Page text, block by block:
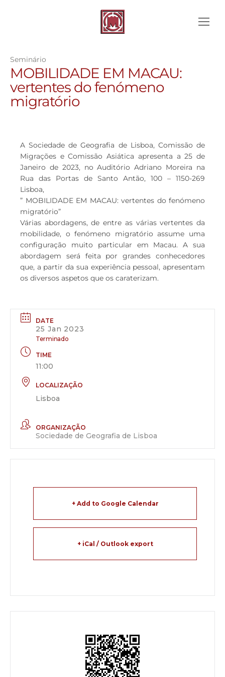
Seminário
MOBILIDADE EM MACAU:
vertentes do fenómeno
migratório
A Sociedade de Geografia de Lisboa, Comissão de
Migrações e Comissão Asiática apresenta a 25 de
Janeiro de 2023, no Auditório Adriano Moreira na
Rua das Portas de Santo Antão, 100 – 1150-269
Lisboa,
” MOBILIDADE EM MACAU: vertentes do fenómeno
migratório”
Várias abordagens, de entre as várias vertentes da
mobilidade, o fenómeno migratório assume uma
configuração muito particular em Macau. A sua
abordagem será feita por grandes conhecedores
que, a partir da sua experiência pessoal, apresentam
os diversos aspetos que os caraterizam.
DATE
25 Jan 2023
Terminado
TIME
11:00
LOCALIZAÇÃO
Lisboa
ORGANIZAÇÃO
Sociedade de Geografia de Lisboa
+ Add to Google Calendar
+ iCal / Outlook export